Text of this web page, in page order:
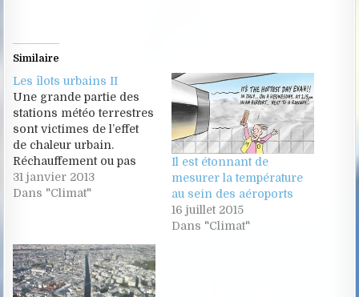
Similaire
Les îlots urbains II
Une grande partie des
stations météo terrestres
sont victimes de l’effet
de chaleur urbain.
Réchauffement ou pas
réchauffement ? Le
phénomène d’îlot de
mesurer
expérimentalement une
différence de
31 janvier 2013
Dans "Climat"
Il est étonnant de
mesurer la température
au sein des aéroports
16 juillet 2015
Dans "Climat"